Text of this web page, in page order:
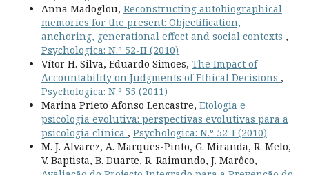
Anna Madoglou, Reconstructing autobiographical
memories for the present: Objectification,
anchoring, generational effect and social contexts ,
Psychologica: N.º 52-II (2010)
Vítor H. Silva, Eduardo Simões, The Impact of
Accountability on Judgments of Ethical Decisions ,
Psychologica: N.º 55 (2011)
Marina Prieto Afonso Lencastre, Etologia e
psicologia evolutiva: perspectivas evolutivas para a
psicologia clínica , Psychologica: N.º 52-I (2010)
M. J. Alvarez, A. Marques-Pinto, G. Miranda, R. Melo,
V. Baptista, B. Duarte, R. Raimundo, J. Marôco,